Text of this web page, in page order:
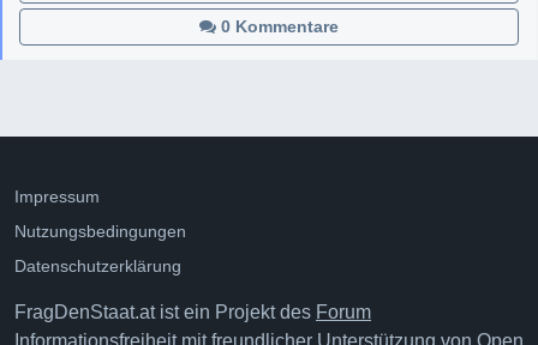
0 Kommentare
Impressum
Nutzungsbedingungen
Datenschutzerklärung
FragDenStaat.at ist ein Projekt des Forum